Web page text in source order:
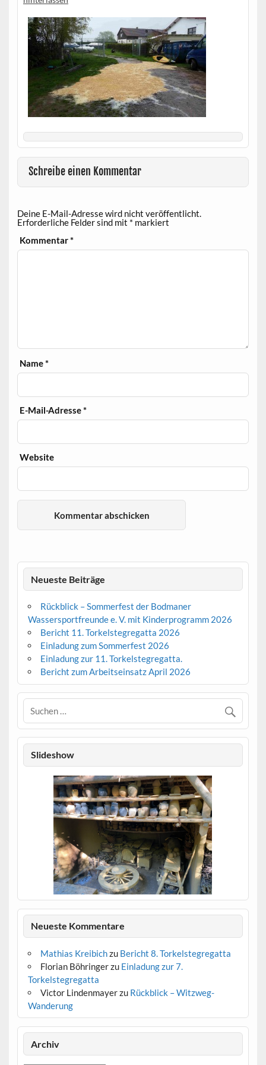
Schreibe einen Kommentar
Deine E-Mail-Adresse wird nicht veröffentlicht.
Erforderliche Felder sind mit * markiert
Kommentar*
Name*
E-Mail-Adresse*
Website
Neueste Beiträge
Rückblick – Sommerfest der Bodmaner
Wassersportfreunde e. V. mit Kinderprogramm 2026
Bericht 11. Torkelstegregatta 2026
Einladung zum Sommerfest 2026
Einladung zur 11. Torkelstegregatta.
Bericht zum Arbeitseinsatz April 2026
Slideshow
IMG_2388
IMG_2383
IMG_2386
IMG_2387
IMG_2382
IMG_2379
IMG_2378
IMG_2376
IMG_2374
IMG_2373
IMG_2372
IMG_2371
IMG_2369
IMG_2368
Neueste Kommentare
Mathias Kreibichzu Bericht 8. Torkelstegregatta
Florian Böhringerzu Einladung zur 7.
Torkelstegregatta
Victor Lindenmayerzu Rückblick – Witzweg-
Wanderung
Archiv